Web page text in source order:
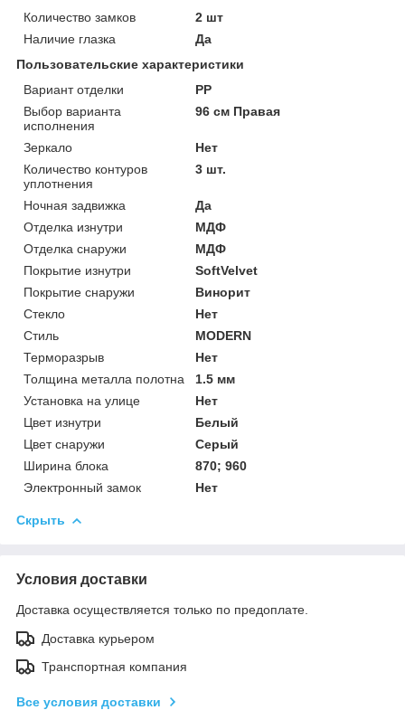
Количество замков
2 шт
Наличие глазка
Да
Пользовательские характеристики
Вариант отделки
PP
Выбор варианта
исполнения
96 см Правая
Зеркало
Нет
Количество контуров
уплотнения
3 шт.
Ночная задвижка
Да
Отделка изнутри
МДФ
Отделка снаружи
МДФ
Покрытие изнутри
SoftVelvet
Покрытие снаружи
Винорит
Стекло
Нет
Стиль
MODERN
Терморазрыв
Нет
Толщина металла полотна
1.5 мм
Установка на улице
Нет
Цвет изнутри
Белый
Цвет снаружи
Серый
Ширина блока
870; 960
Электронный замок
Нет
Скрыть
Условия доставки
Доставка осуществляется только по предоплате.
Доставка курьером
Транспортная компания
Все условия доставки